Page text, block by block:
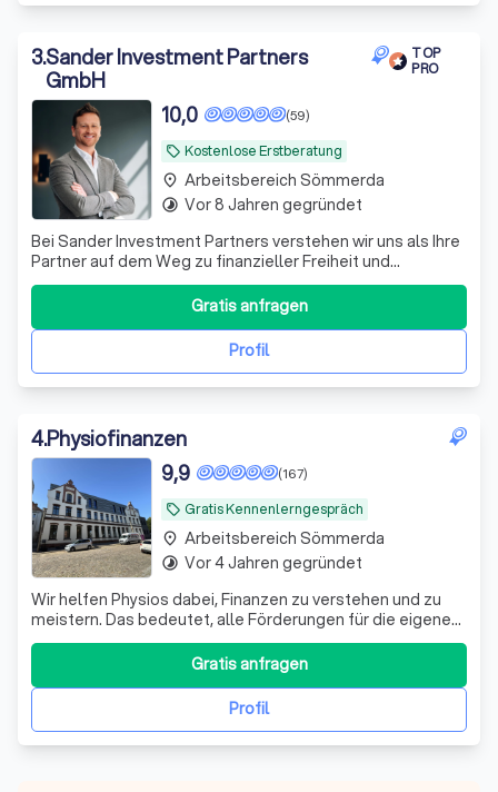
3.Sander Investment Partners
GmbH
TOP
PRO
local_offer Kostenlose Erstberatung
(59)
10,0
Bei Sander Investment Partners verstehen wir uns als Ihre
Partner auf dem Weg zu finanzieller Freiheit und
Sicherheit. Mit über einem Jahrzehnt Erfahrung im
Investmentbereich und einem engagierten Team aus
Experten bieten wir maßgeschneiderte Anlagestrategien,
die perfekt auf Ihre individuellen Bedü
Profil
Gratis anfragen
place Arbeitsbereich Sömmerda
timelapse Vor 8 Jahren gegründet
4.Physiofinanzen
local_offer Gratis Kennenlerngespräch
(167)
9,9
Wir helfen Physios dabei, Finanzen zu verstehen und zu
meistern. Das bedeutet, alle Förderungen für die eigene
Vorsorge und Absicherung richtig zu nutzen.
Profil
Gratis anfragen
place Arbeitsbereich Sömmerda
timelapse Vor 4 Jahren gegründet